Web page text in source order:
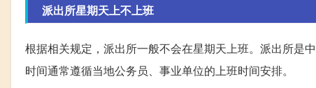
派出所星期天上不上班
根据相关规定，派出所一般不会在星期天上班。派出所是
时间通常遵循当地公务员、事业单位的上班时间安排。